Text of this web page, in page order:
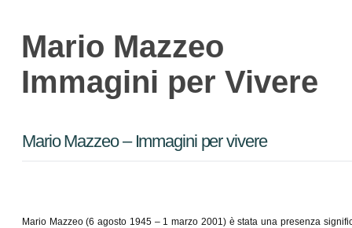
Mario Mazzeo
Immagini per Vivere
Mario Mazzeo – Immagini per vivere
Mario Mazzeo (6 agosto 1945 – 1 marzo 2001) è stata una presenza